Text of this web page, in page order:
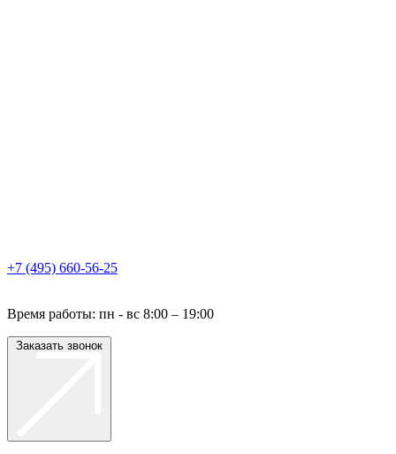
+7 (495) 660-56-25
Время работы: пн - вс 8:00 – 19:00
Заказать звонок